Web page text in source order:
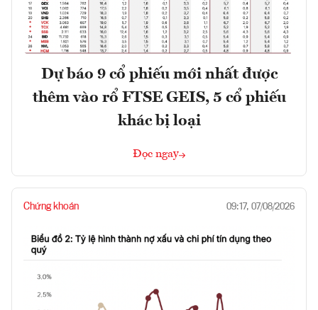
Dự báo 9 cổ phiếu mới nhất được
thêm vào rổ FTSE GEIS, 5 cổ phiếu
khác bị loại
Đọc ngay
Chứng khoán 09:17, 07/08/2026